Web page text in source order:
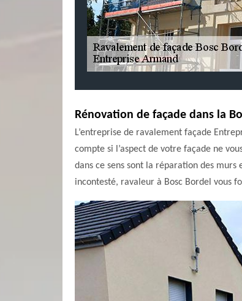
Rénovation de façade dans la
L’entreprise de ravalement façade
compte si l’aspect de votre façade ne
dans ce sens sont la réparation des
incontesté, ravaleur à Bosc Bordel vous